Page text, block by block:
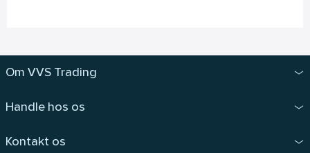
Om VVS Trading
Handle hos os
Kontakt os